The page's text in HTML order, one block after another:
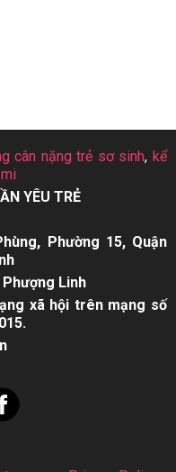
cân nặng trẻ sơ sinh,kể
YÊU TRẺ
Phường 15, Quận
Linh
xã hội trên mạng số